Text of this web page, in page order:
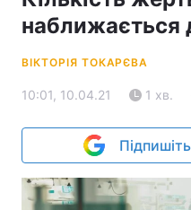
наближається
ВІКТОРІЯ ТОКАРЄВА
10:01, 10.04.21 1 хв.